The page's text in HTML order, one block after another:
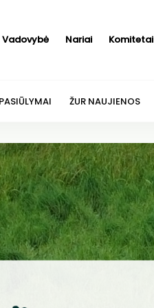
Vadovybė Nariai Komitetai
ŽUR NAUJIENOS